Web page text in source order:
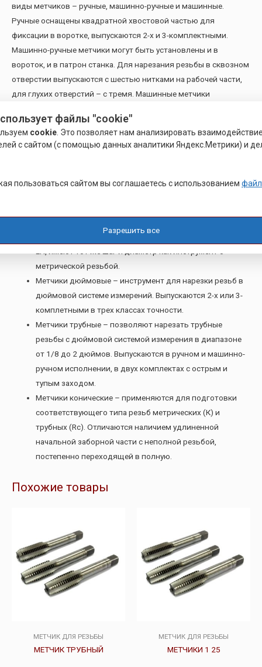
виды метчиков – ручные, машинно-ручные и машинные.
Ручные оснащены квадратной хвостовой частью для
фиксации в воротке, выпускаются 2-х и 3-комплектными.
Машинно-ручные метчики могут быть установлены и в
вороток, и в патрон станка. Для нарезания резьбы в сквозном
отверстии выпускаются с шестью нитками на рабочей части,
для глухих отверстий – с тремя. Машинные метчики
станка, имеют винтовые и укороченные канавки.
Кратко перечислим некоторые специальные виды метчиков:
Гаечные – имеют длинную хвостовую часть для
Метчики для левой резьбы – обозначаются литерами
метрической резьбой.
Метчики дюймовые – инструмент для нарезки резьб в
дюймовой системе измерений. Выпускаются 2-х или 3-
комплетными в трех классах точности.
Метчики трубные – позволяют нарезать трубные
резьбы с дюймовой системой измерения в диапазоне
от 1/8 до 2 дюймов. Выпускаются в ручном и машинно-
ручном исполнении, в двух комплектах с острым и
тупым заходом.
Метчики конические – применяются для подготовки
соответствующего типа резьб метрических (К) и
трубных (Rc). Отличаются наличием удлиненной
начальной заборной части с неполной резьбой,
постепенно переходящей в полную.
Похожие товары
МЕТЧИК ДЛЯ РЕЗЬБЫ
МЕТЧИК ТРУБНЫЙ
МЕТЧИК ДЛЯ РЕЗЬБЫ
МЕТЧИКИ 1 25
файлы "cookie"
cookie . Это позволяет нам анализировать
с сайтом (с помощью данных аналитики Яндекс.Метрики) и
пользоваться сайтом вы соглашаетесь с использованием
Разрешить все